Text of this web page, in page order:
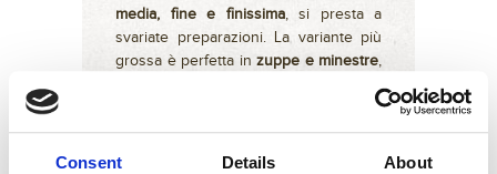
Consent Details About
media, fine e finissima, si presta a
svariate preparazioni. La variante più
grossa è perfetta in zuppe e minestre,
Fra le ricette mediorientali più
conosciute che prevedono l’utilizzo